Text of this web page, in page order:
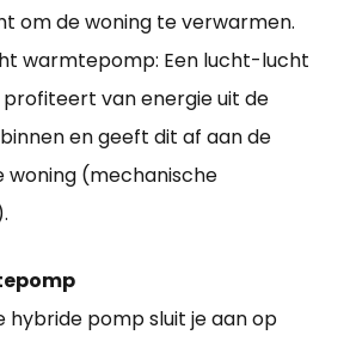
om de woning te verwarmen.
warmtepomp: Een lucht-lucht
van energie uit de
en geeft dit af aan de
woning (mechanische
hybride pomp sluit je aan op